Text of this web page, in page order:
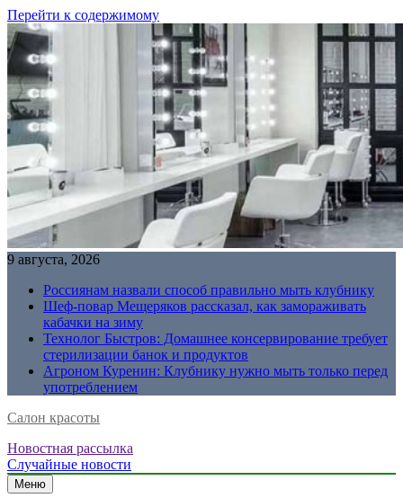
Перейти к содержимому
9 августа, 2026
Россиянам назвали способ правильно мыть клубнику
Шеф-повар Мещеряков рассказал, как замораживать
кабачки на зиму
Технолог Быстров: Домашнее консервирование требует
стерилизации банок и продуктов
Агроном Куренин: Клубнику нужно мыть только перед
употреблением
Салон красоты
Новостная рассылка
Случайные новости
Меню